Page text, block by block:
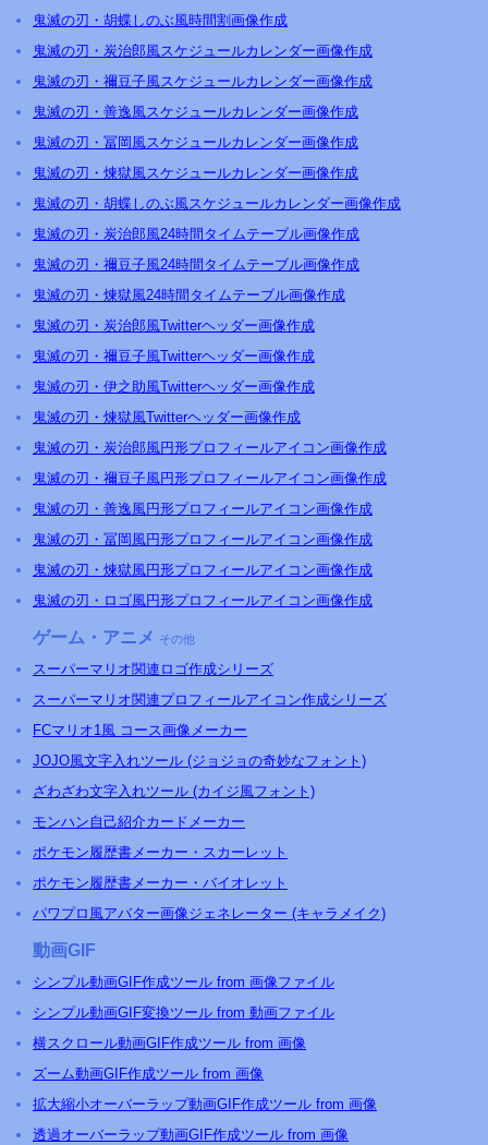
鬼滅の刃・胡蝶しのぶ風時間割画像作成
鬼滅の刃・炭治郎風スケジュールカレンダー画像作成
鬼滅の刃・禰豆子風スケジュールカレンダー画像作成
鬼滅の刃・善逸風スケジュールカレンダー画像作成
鬼滅の刃・冨岡風スケジュールカレンダー画像作成
鬼滅の刃・煉獄風スケジュールカレンダー画像作成
鬼滅の刃・胡蝶しのぶ風スケジュールカレンダー画像作成
鬼滅の刃・炭治郎風24時間タイムテーブル画像作成
鬼滅の刃・禰豆子風24時間タイムテーブル画像作成
鬼滅の刃・煉獄風24時間タイムテーブル画像作成
鬼滅の刃・炭治郎風Twitterヘッダー画像作成
鬼滅の刃・禰豆子風Twitterヘッダー画像作成
鬼滅の刃・伊之助風Twitterヘッダー画像作成
鬼滅の刃・煉獄風Twitterヘッダー画像作成
鬼滅の刃・炭治郎風円形プロフィールアイコン画像作成
鬼滅の刃・禰豆子風円形プロフィールアイコン画像作成
鬼滅の刃・善逸風円形プロフィールアイコン画像作成
鬼滅の刃・冨岡風円形プロフィールアイコン画像作成
鬼滅の刃・煉獄風円形プロフィールアイコン画像作成
鬼滅の刃・ロゴ風円形プロフィールアイコン画像作成
ゲーム・アニメ その他
スーパーマリオ関連ロゴ作成シリーズ
スーパーマリオ関連プロフィールアイコン作成シリーズ
FCマリオ1風 コース画像メーカー
JOJO風文字入れツール (ジョジョの奇妙なフォント)
ざわざわ文字入れツール (カイジ風フォント)
モンハン自己紹介カードメーカー
ポケモン履歴書メーカー・スカーレット
ポケモン履歴書メーカー・バイオレット
パワプロ風アバター画像ジェネレーター (キャラメイク)
動画GIF
シンプル動画GIF作成ツール from 画像ファイル
シンプル動画GIF変換ツール from 動画ファイル
横スクロール動画GIF作成ツール from 画像
ズーム動画GIF作成ツール from 画像
拡大縮小オーバーラップ動画GIF作成ツール from 画像
透過オーバーラップ動画GIF作成ツール from 画像